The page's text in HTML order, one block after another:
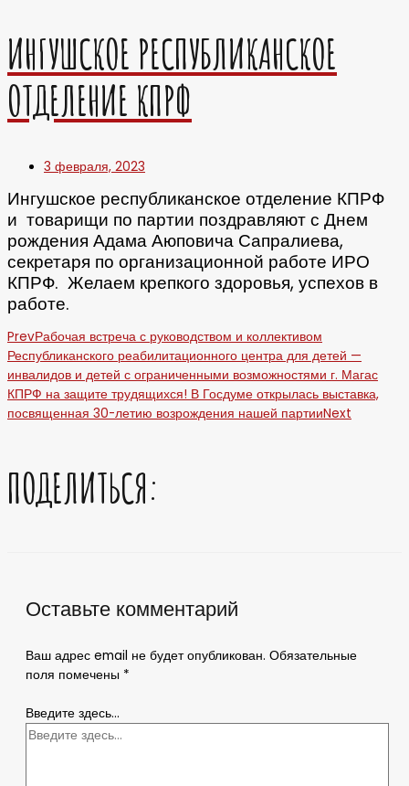
ИНГУШСКОЕ РЕСПУБЛИКАНСКОЕ
ОТДЕЛЕНИЕ КПРФ
3 февраля, 2023
Ингушское республиканское отделение КПРФ
и товарищи по партии поздравляют с Днем
рождения Адама Аюповича Сапралиева,
секретаря по организационной работе ИРО
КПРФ. Желаем крепкого здоровья, успехов в
работе.
PrevРабочая встреча с руководством и коллективом
Республиканского реабилитационного центра для детей —
инвалидов и детей с ограниченными возможностями г. Магас
КПРФ на защите трудящихся! В Госдуме открылась выставка,
посвященная 30-летию возрождения нашей партииNext
ПОДЕЛИТЬСЯ:
Оставьте комментарий
Ваш адрес email не будет опубликован. Обязательные
поля помечены *
Введите здесь...